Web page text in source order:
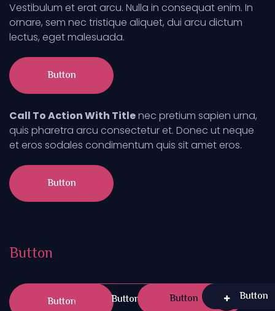
Vestibulum et erat arcu. Nulla in consequat enim. In
ornare, sem nec tristique aliquet, dui arcu dictum
lectus, eget malesuada.
Button
Call To Action With Titlenec pretium sapien urna,
quis pharetra arcu consectetur et. Donec ut neque
et eros sodales condimentum quis sit amet eros.
Button
Button
Button Button Button Button